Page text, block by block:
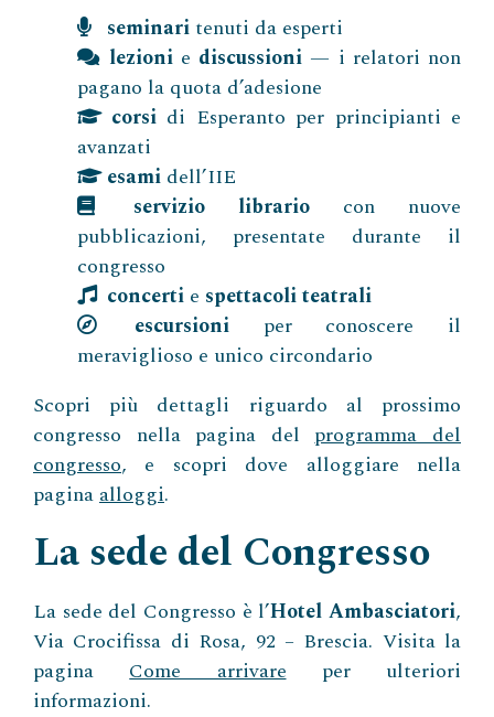
seminaritenuti da esperti
lezionie discussioni — i relatori non
pagano la quota d’adesione
corsi di Esperanto per principianti e
avanzati
esamidell’IIE
servizio librario con nuove
pubblicazioni, presentate durante il
congresso
concerti e spettacoli teatrali
escursioni per conoscere il
meraviglioso e unico circondario
Scopri più dettagli riguardo al prossimo
congresso nella pagina delprogramma del
congresso, e scopri dove alloggiare nella
paginaalloggi.
La sede del Congresso
La sede del Congresso è l’Hotel Ambasciatori,
Via Crocifissa di Rosa, 92 – Brescia. Visita la
paginaCome arrivareper ulteriori
informazioni.